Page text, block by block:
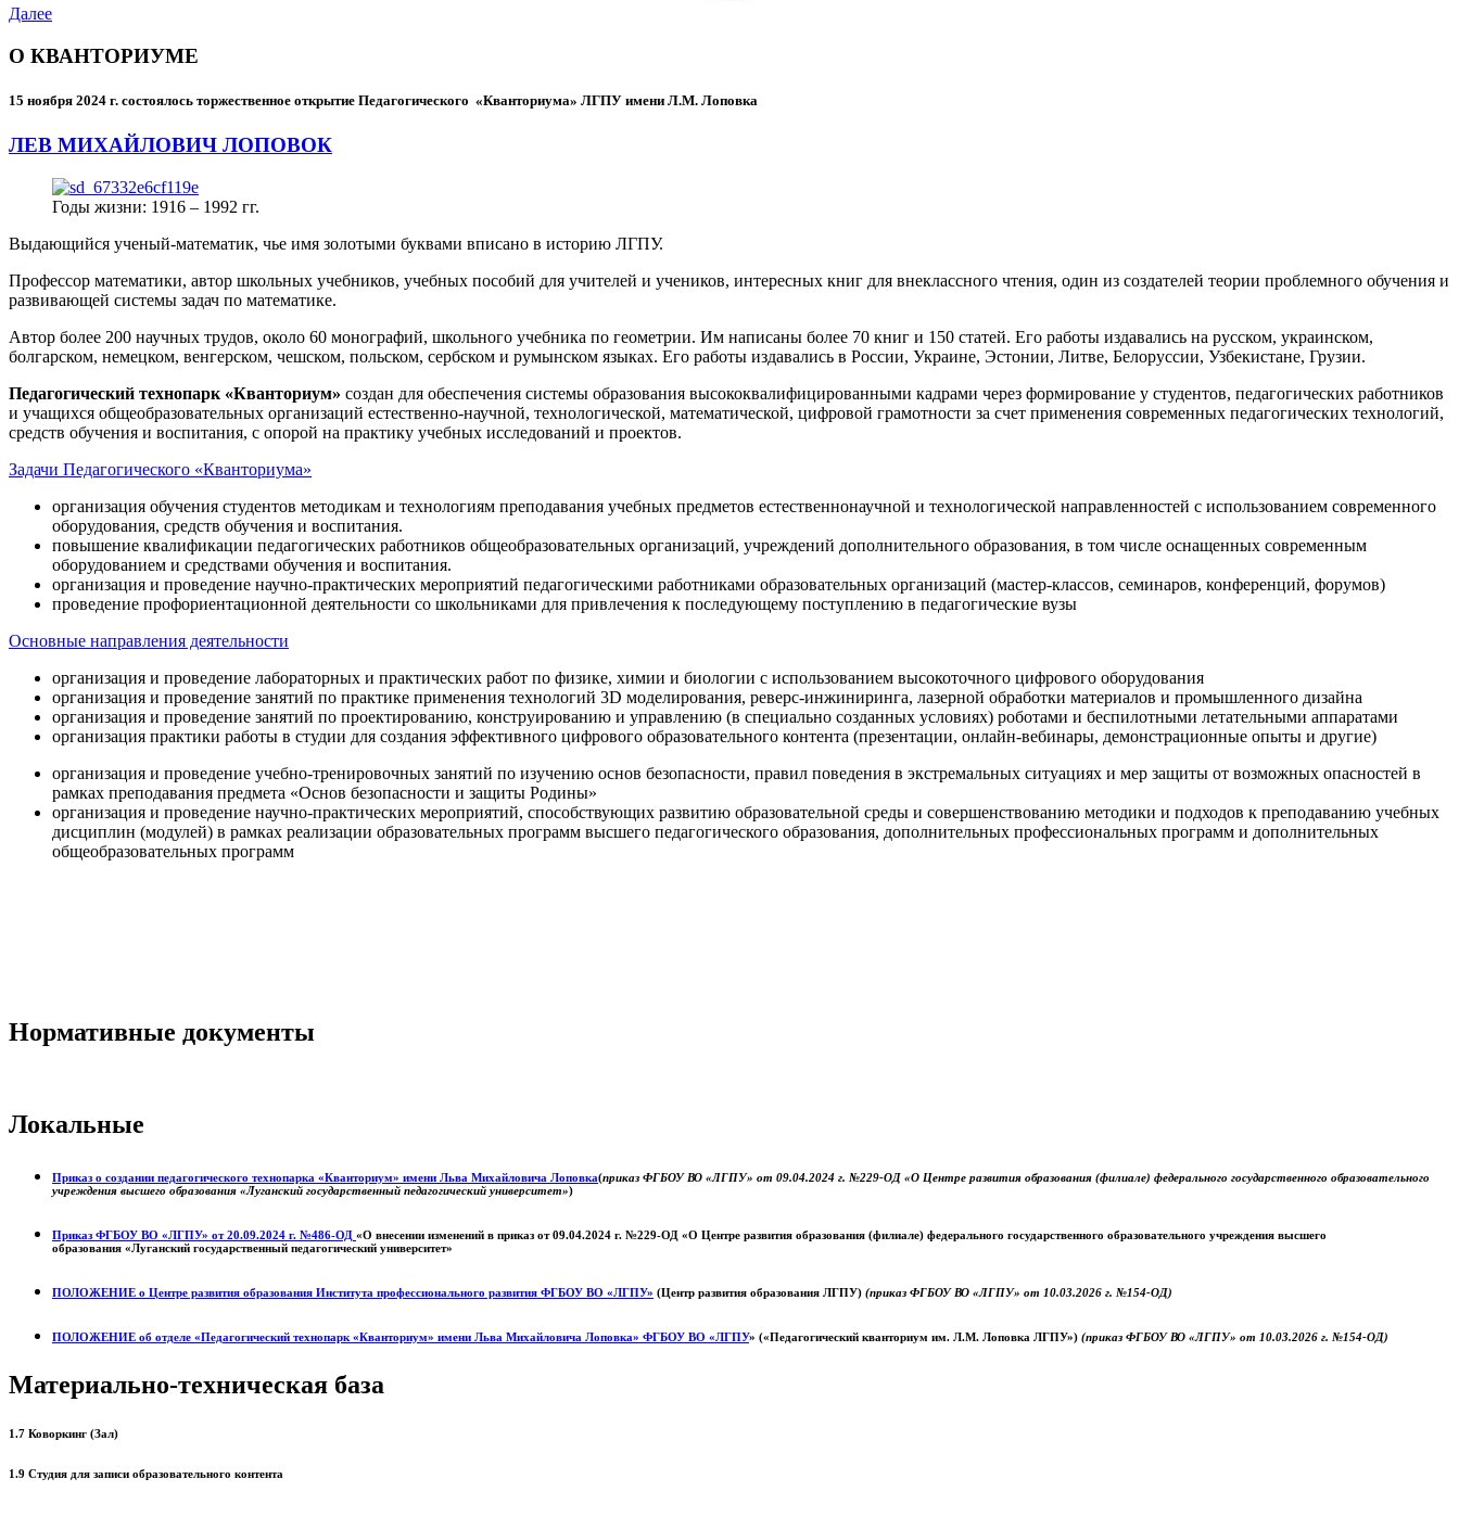
Далее
О КВАНТОРИУМЕ
15 ноября 2024 г. состоялось торжественное открытие Педагогического «Кванториума» ЛГПУ имени Л.М. Лоповка
ЛЕВ МИХАЙЛОВИЧ ЛОПОВОК
Годы жизни: 1916 – 1992 гг.
Выдающийся ученый-математик, чье имя золотыми буквами вписано в историю ЛГПУ.
Профессор математики, автор школьных учебников, учебных пособий для учителей и учеников, интересных книг для внеклассного чтения, один из создателей теории проблемного обучения и
развивающей системы задач по математике.
Автор более 200 научных трудов, около 60 монографий, школьного учебника по геометрии. Им написаны более 70 книг и 150 статей. Его работы издавались на русском, украинском,
болгарском, немецком, венгерском, чешском, польском, сербском и румынском языках. Его работы издавались в России, Украине, Эстонии, Литве, Белоруссии, Узбекистане, Грузии.
Педагогический технопарк «Кванториум» создан для обеспечения системы образования высококвалифицированными кадрами через формирование у студентов, педагогических работников
и учащихся общеобразовательных организаций естественно-научной, технологической, математической, цифровой грамотности за счет применения современных педагогических технологий,
средств обучения и воспитания, с опорой на практику учебных исследований и проектов.
Задачи Педагогического «Кванториума»
организация обучения студентов методикам и технологиям преподавания учебных предметов естественнонаучной и технологической направленностей с использованием современного
оборудования, средств обучения и воспитания.
повышение квалификации педагогических работников общеобразовательных организаций, учреждений дополнительного образования, в том числе оснащенных современным
оборудованием и средствами обучения и воспитания.
организация и проведение научно-практических мероприятий педагогическими работниками образовательных организаций (мастер-классов, семинаров, конференций, форумов)
проведение профориентационной деятельности со школьниками для привлечения к последующему поступлению в педагогические вузы
Основные направления деятельности
организация и проведение лабораторных и практических работ по физике, химии и биологии с использованием высокоточного цифрового оборудования
организация и проведение занятий по практике применения технологий 3D моделирования, реверс-инжиниринга, лазерной обработки материалов и промышленного дизайна
организация и проведение занятий по проектированию, конструированию и управлению (в специально созданных условиях) роботами и беспилотными летательными аппаратами
организация практики работы в студии для создания эффективного цифрового образовательного контента (презентации, онлайн-вебинары, демонстрационные опыты и другие)
организация и проведение учебно-тренировочных занятий по изучению основ безопасности, правил поведения в экстремальных ситуациях и мер защиты от возможных опасностей в
рамках преподавания предмета «Основ безопасности и защиты Родины»
организация и проведение научно-практических мероприятий, способствующих развитию образовательной среды и совершенствованию методики и подходов к преподаванию учебных
дисциплин (модулей) в рамках реализации образовательных программ высшего педагогического образования, дополнительных профессиональных программ и дополнительных
общеобразовательных программ
Нормативные документы
Локальные
Приказ о создании педагогического технопарка «Кванториум» имени Льва Михайловича Лоповка(приказ ФГБОУ ВО «ЛГПУ» от 09.04.2024 г. №229-ОД «О Центре развития образования (филиале) федерального государственного образовательного
учреждения высшего образования «Луганский государственный педагогический университет»)
Приказ ФГБОУ ВО «ЛГПУ» от 20.09.2024 г. №486-ОД «О внесении изменений в приказ от 09.04.2024 г. №229-ОД «О Центре развития образования (филиале) федерального государственного образовательного учреждения высшего
образования «Луганский государственный педагогический университет»
ПОЛОЖЕНИЕ о Центре развития образования Института профессионального развития ФГБОУ ВО «ЛГПУ» (Центр развития образования ЛГПУ) (приказ ФГБОУ ВО «ЛГПУ» от 10.03.2026 г. №154-ОД)
ПОЛОЖЕНИЕ об отделе «Педагогический технопарк «Кванториум» имени Льва Михайловича Лоповка» ФГБОУ ВО «ЛГПУ» («Педагогический кванториум им. Л.М. Лоповка ЛГПУ») (приказ ФГБОУ ВО «ЛГПУ» от 10.03.2026 г. №154-ОД)
Материально-техническая база
1.7 Коворкинг (Зал)
1.9 Студия для записи образовательного контента